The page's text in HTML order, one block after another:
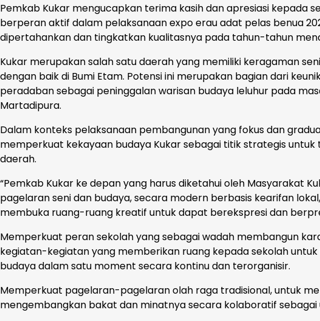
Pemkab Kukar mengucapkan terima kasih dan apresiasi kepada
berperan aktif dalam pelaksanaan expo erau adat pelas benua
dipertahankan dan tingkatkan kualitasnya pada tahun-tahun
Kukar merupakan salah satu daerah yang memiliki keragaman
dengan baik di Bumi Etam. Potensi ini merupakan bagian dari
peradaban sebagai peninggalan warisan budaya leluhur pada
Martadipura.
Dalam konteks pelaksanaan pembangunan yang fokus dan
memperkuat kekayaan budaya Kukar sebagai titik strategis
daerah.
“Pemkab Kukar ke depan yang harus diketahui oleh Masyarakat
pagelaran seni dan budaya, secara modern berbasis kearifan
membuka ruang-ruang kreatif untuk dapat berekspresi dan
Memperkuat peran sekolah yang sebagai wadah membangun
kegiatan-kegiatan yang memberikan ruang kepada sekolah
budaya dalam satu moment secara kontinu dan terorganisir.
Memperkuat pagelaran-pagelaran olah raga tradisional, untuk
mengembangkan bakat dan minatnya secara kolaboratif